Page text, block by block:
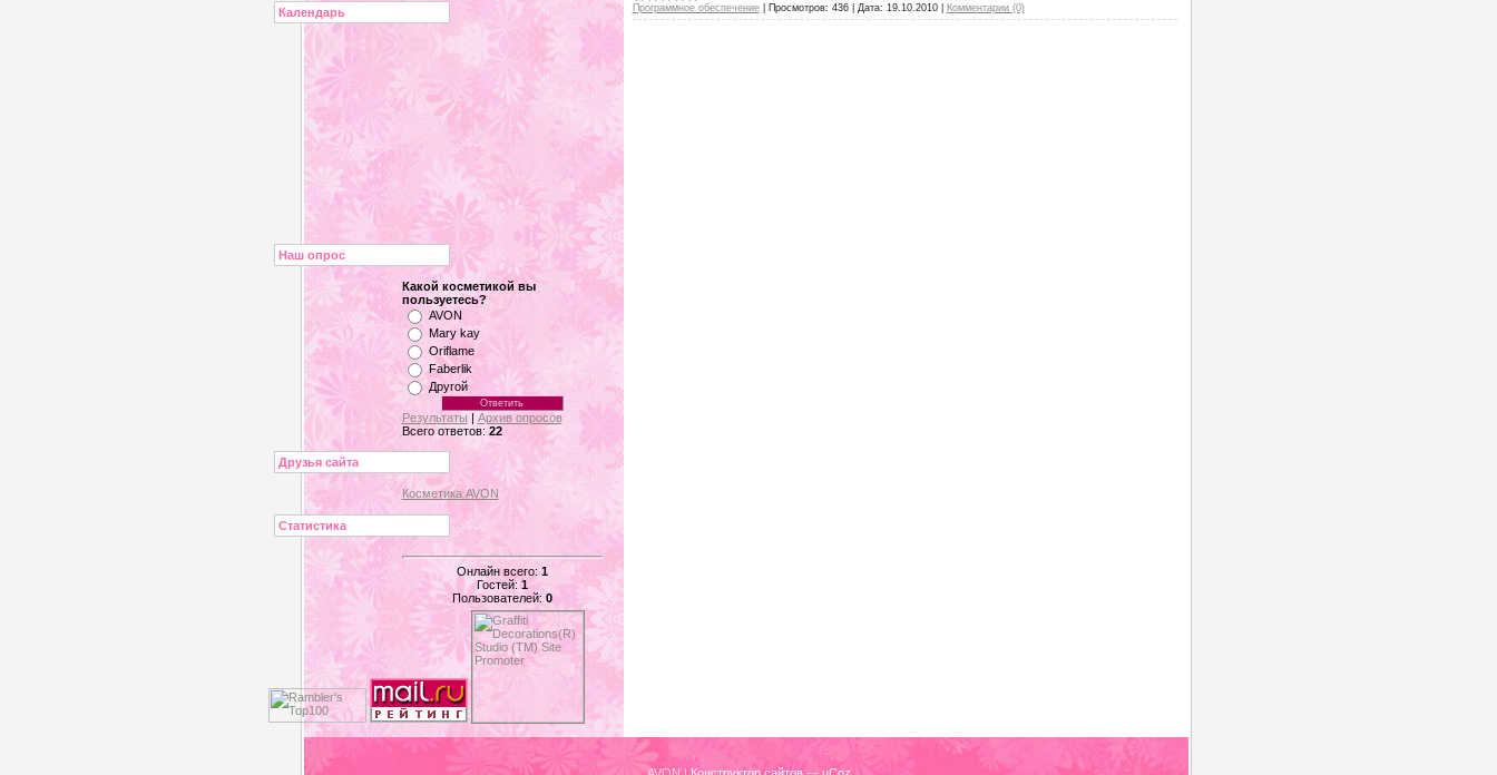
Календарь
Наш опрос
Какой косметикой вы
пользуетесь?
AVON
Mary kay
Oriflame
Faberlik
Другой
Результаты | Архив опросов
Всего ответов: 22
Друзья сайта
Косметика AVON
Статистика
Онлайн всего: 1
Гостей: 1
Пользователей: 0
Программное обеспечение| Просмотров: 436| Дата: 19.10.2010 Комментарии (0)